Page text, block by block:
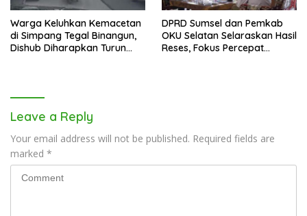
Warga Keluhkan Kemacetan
di Simpang Tegal Binangun,
Dishub Diharapkan Turun
DPRD Sumsel dan Pemkab
OKU Selatan Selaraskan Hasil
Reses, Fokus Percepat
Leave a Reply
Your email address will not be published. Required fields are
marked *